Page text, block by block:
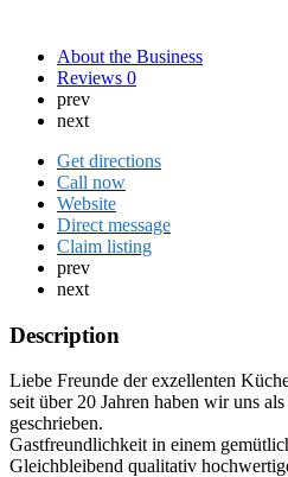
About the Business
Reviews 0
prev
next
Get directions
Call now
Website
Direct message
Claim listing
prev
next
Description
Liebe Freunde der exzellenten
seit über 20 Jahren haben wir uns
geschrieben.
Gastfreundlichkeit in einem
Gleichbleibend qualitativ